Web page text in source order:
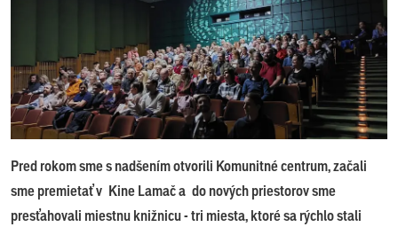
Pred rokom sme s nadšením otvorili Komunitné centrum, začali
sme premietať v Kine Lamač a do nových priestorov sme
presťahovali miestnu knižnicu - tri miesta, ktoré sa rýchlo stali